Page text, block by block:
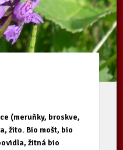
(meruňky, broskve,
žito. Bio mošt, bio
žitná bio